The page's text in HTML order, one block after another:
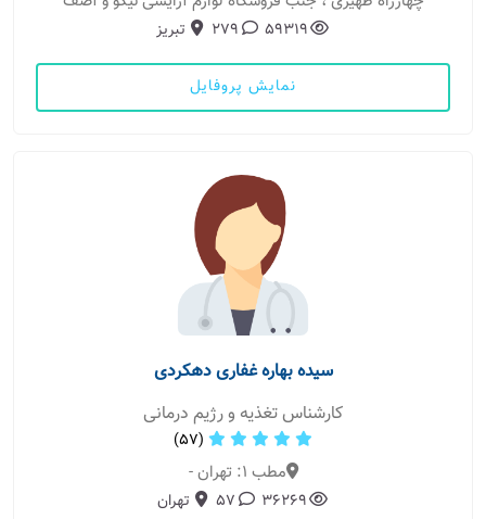
59319
279 تبریز
نمایش پروفایل
سیده بهاره غفاری دهکردی
کارشناس تغذیه و رژیم درمانی
(57)
مطب 1: تهران -
36269
57 تهران